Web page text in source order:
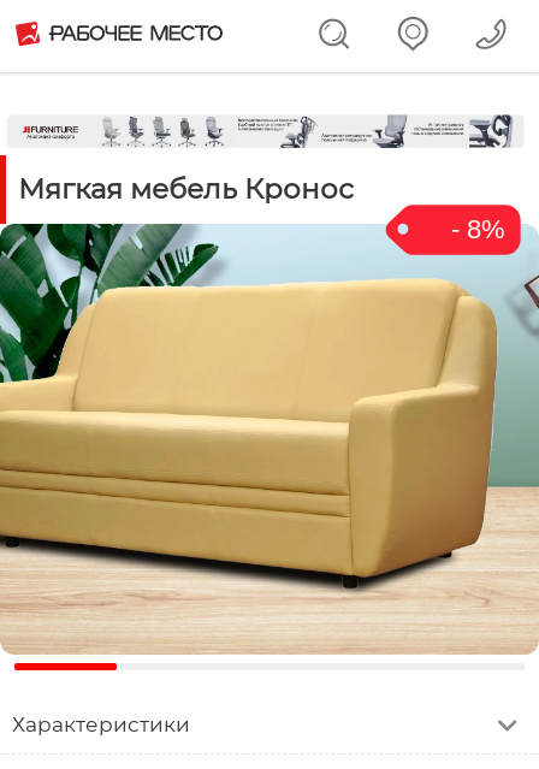
- 8%
Мягкая мебель Кронос
Характеристики